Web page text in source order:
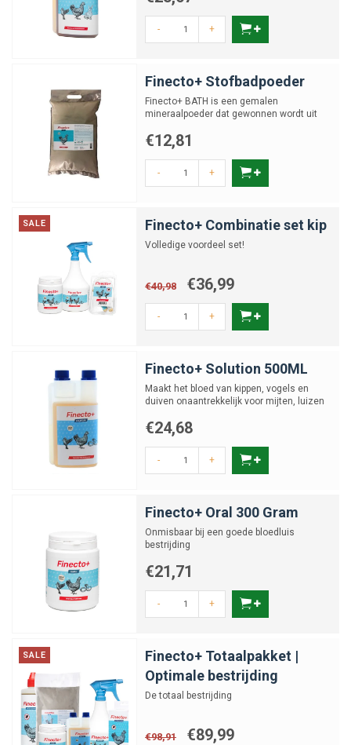
- +
Finecto+ Stofbadpoeder
Finecto+ BATH is een gemalen
mineraalpoeder dat gewonnen wordt uit
€12,81
- +
SALE Finecto+ Combinatie set kip
Volledige voordeel set!
€40,98 €36,99
- +
Finecto+ Solution 500ML
Maakt het bloed van kippen, vogels en
duiven onaantrekkelijk voor mijten, luizen
€24,68
- +
Finecto+ Oral 300 Gram
Onmisbaar bij een goede bloedluis
bestrijding
€21,71
- +
SALE
Finecto+ Totaalpakket |
Optimale bestrijding
De totaal bestrijding
€98,91 €89,99